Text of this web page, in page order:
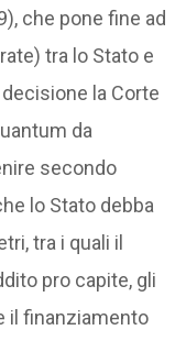
che pone fine ad
tra lo Stato e
la Corte
da
secondo
lo Stato debba
tra i quali il
pro capite, gli
il finanziamento